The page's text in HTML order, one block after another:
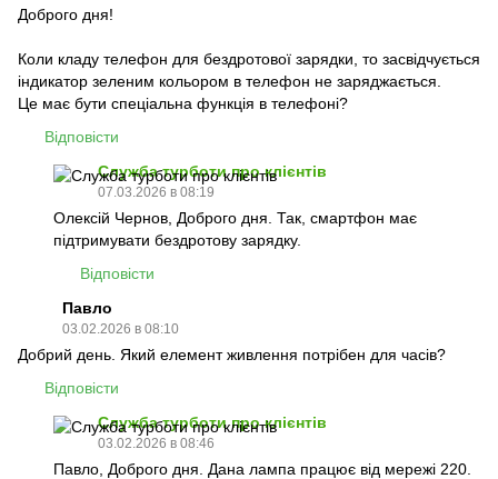
Доброго дня!
Коли кладу телефон для бездротової зарядки, то засвідчується
індикатор зеленим кольором в телефон не заряджається.
Це має бути спеціальна функція в телефоні?
Відповісти
Служба турботи про клієнтів
07.03.2026 в 08:19
Олексій Чернов, Доброго дня. Так, смартфон має
підтримувати бездротову зарядку.
Відповісти
Павло
03.02.2026 в 08:10
Добрий день. Який елемент живлення потрібен для часів?
Відповісти
Служба турботи про клієнтів
03.02.2026 в 08:46
Павло, Доброго дня. Дана лампа працює від мережі 220.